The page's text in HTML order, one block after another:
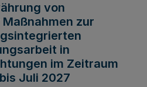
von
zur
in
im Zeitraum
Juli 2027